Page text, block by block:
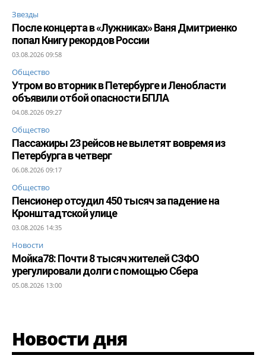
Звезды
После концерта в «Лужниках» Ваня Дмитриенко
попал Книгу рекордов России
03.08.2026 09:58
Общество
Утром во вторник в Петербурге и Ленобласти
объявили отбой опасности БПЛА
04.08.2026 09:27
Общество
Пассажиры 23 рейсов не вылетят вовремя из
Петербурга в четверг
06.08.2026 09:17
Общество
Пенсионер отсудил 450 тысяч за падение на
Кронштадтской улице
03.08.2026 14:35
Новости
Мойка78: Почти 8 тысяч жителей СЗФО
урегулировали долги с помощью Сбера
05.08.2026 13:00
Новости дня